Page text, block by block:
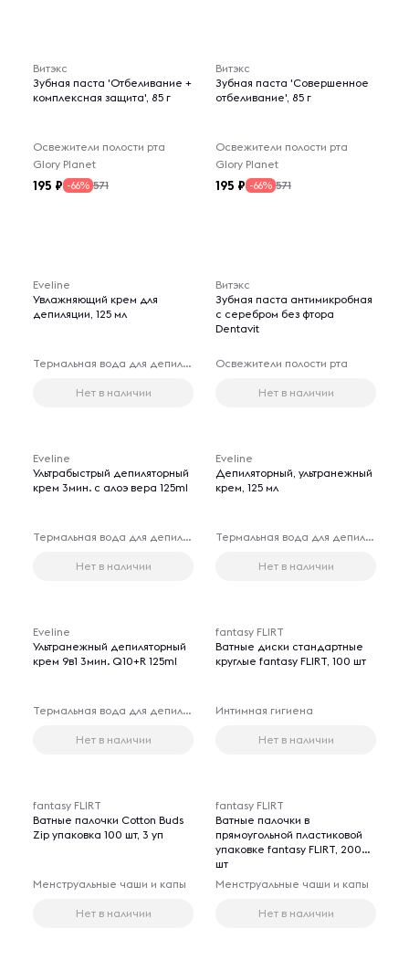
Витэкс
Зубная паста 'Отбеливание +
комплексная защита', 85 г
Освежители полости рта
Glory Planet
195 -66% 571
Витэкс
Зубная паста 'Совершенное
отбеливание', 85 г
Освежители полости рта
Glory Planet
195 -66% 571
Eveline
Увлажняющий крем для
депиляции, 125 мл
Термальная вода для депиляции
Нет в наличии
Витэкс
Зубная паста антимикробная
с серебром без фтора
Dentavit
Освежители полости рта
Нет в наличии
Eveline
Ультрабыстрый депиляторный
крем 3мин. с алоэ вера 125ml
Термальная вода для депиляции
Нет в наличии
Eveline
Депиляторный, ультранежный
крем, 125 мл
Термальная вода для депиляции
Нет в наличии
Eveline
Ультранежный депиляторный
крем 9в1 3мин. Q10+R 125ml
Термальная вода для депиляции
Нет в наличии
fantasy FLIRT
Ватные диски стандартные
круглые fantasy FLIRT, 100 шт
Интимная гигиена
Нет в наличии
fantasy FLIRT
Ватные палочки Cotton Buds
Zip упаковка 100 шт, 3 уп
Менструальные чаши и капы
Нет в наличии
fantasy FLIRT
Ватные палочки в
прямоугольной пластиковой
упаковке fantasy FLIRT, 200
шт
Менструальные чаши и капы
Нет в наличии